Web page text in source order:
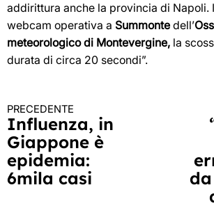
addirittura anche la provincia di Napoli.
webcam operativa a Summonte dell’
meteorologico di Montevergine, la
durata di circa 20 secondi”.
Continua
a
leggere
PRECEDENTE
Influenza, in
Giappone è
epidemia:
6mila casi